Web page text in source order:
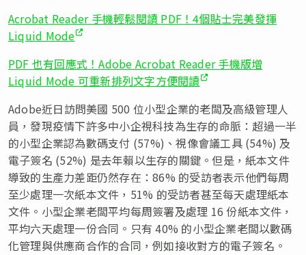
Acrobat Reader 手機輕鬆閱讀 PDF！4個貼士完美發揮
Liquid Mode
PDF 也有回應式！Adobe Acrobat Reader 手機版增
Liquid Mode 可重新排列文字方便閱讀
Adobe近日訪問美國 500 位小型企業的老闆及高級管理人
員，發現疫情下許多中小企視科技為生存的命脈：超過一半
的小型企業認為數碼支付 (57%)、視像會議工具 (54%) 及
電子簽名 (52%) 是去年賴以生存的關鍵。但是，紙本文件
導致的生產力差距仍然存在：86% 的受訪者表示他們每周
至少處理一次紙本文件，51% 的受訪者甚至每天處理紙本
文件。小型企業老闆平均每周簽署及處理 16 份紙本文件，
平均六天處理一份合同。只有 40% 的小型企業老闆以數碼
化管理與供應商合作的合同，例如接收對方的電子簽名。